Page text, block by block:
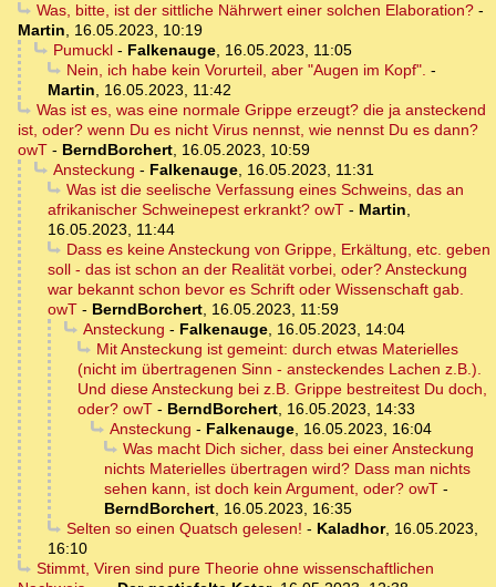
Was, bitte, ist der sittliche Nährwert einer solchen Elaboration?-
Martin, 16.05.2023, 10:19
Pumuckl- Falkenauge, 16.05.2023, 11:05
Nein, ich habe kein Vorurteil, aber "Augen im Kopf". -
Martin, 16.05.2023, 11:42
Was ist es, was eine normale Grippe erzeugt? die ja ansteckend
ist, oder? wenn Du es nicht Virus nennst, wie nennst Du es dann?
owT - BerndBorchert, 16.05.2023, 10:59
Ansteckung - Falkenauge, 16.05.2023, 11:31
Was ist die seelische Verfassung eines Schweins, das an
afrikanischer Schweinepest erkrankt? owT - Martin,
16.05.2023, 11:44
Dass es keine Ansteckung von Grippe, Erkältung, etc. geben
soll - das ist schon an der Realität vorbei, oder? Ansteckung
war bekannt schon bevor es Schrift oder Wissenschaft gab.
owT - BerndBorchert, 16.05.2023, 11:59
Ansteckung - Falkenauge, 16.05.2023, 14:04
Mit Ansteckung ist gemeint: durch etwas Materielles
(nicht im übertragenen Sinn - ansteckendes Lachen z.B.).
Und diese Ansteckung bei z.B. Grippe bestreitest Du doch,
oder? owT - BerndBorchert, 16.05.2023, 14:33
Ansteckung - Falkenauge, 16.05.2023, 16:04
Was macht Dich sicher, dass bei einer Ansteckung
nichts Materielles übertragen wird? Dass man nichts
sehen kann, ist doch kein Argument, oder? owT -
BerndBorchert, 16.05.2023, 16:35
Selten so einen Quatsch gelesen! - Kaladhor, 16.05.2023,
16:10
Stimmt, Viren sind pure Theorie ohne wissenschaftlichen